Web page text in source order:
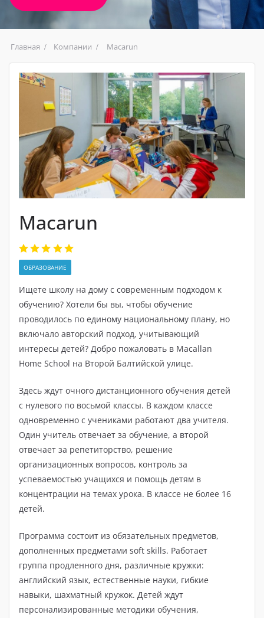
Главная Компании Macarun
Macarun
ОБРАЗОВАНИЕ
Ищете школу на дому с современным подходом к
обучению? Хотели бы вы, чтобы обучение
проводилось по единому национальному плану, но
включало авторский подход, учитывающий
интересы детей? Добро пожаловать в Macallan
Home School на Второй Балтийской улице.
Здесь ждут очного дистанционного обучения детей
с нулевого по восьмой классы. В каждом классе
одновременно с учениками работают два учителя.
Один учитель отвечает за обучение, а второй
отвечает за репетиторство, решение
организационных вопросов, контроль за
успеваемостью учащихся и помощь детям в
концентрации на темах урока. В классе не более 16
детей.
Программа состоит из обязательных предметов,
дополненных предметами soft skills. Работает
группа продленного дня, различные кружки:
английский язык, естественные науки, гибкие
навыки, шахматный кружок. Детей ждут
персонализированные методики обучения,